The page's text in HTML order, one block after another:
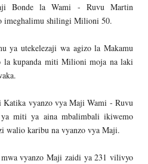
Bonde la Wami - Ruvu Martin
imeghalimu shilingi Milioni 50.
ya utekelezaji wa agizo la Makamu
la kupanda miti Milioni moja na laki
Katika vyanzo vya Maji Wami - Ruvu
miti ya aina mbalimbali ikiwemo
walio karibu na vyanzo vya Maji.
vyanzo Maji zaidi ya 231 vilivyo